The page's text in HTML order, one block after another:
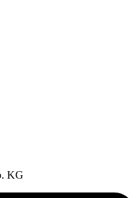
KG